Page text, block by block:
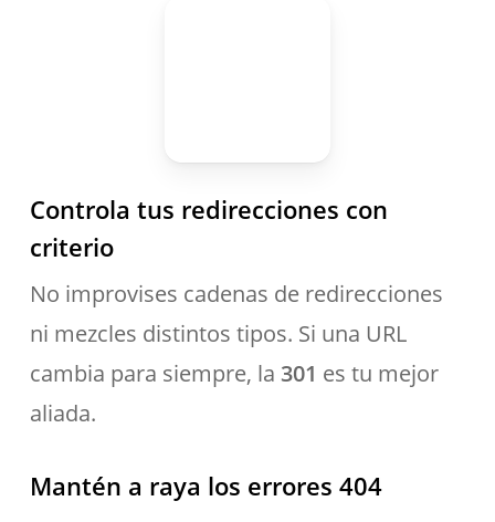
Controla tus redirecciones con
criterio
No improvises cadenas de redirecciones
ni mezcles distintos tipos. Si una URL
cambia para siempre, la301 es tu mejor
aliada.
Mantén a raya los errores 404